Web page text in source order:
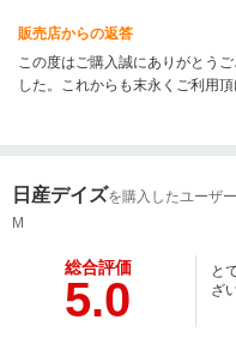
販売店からの返答
この度はご購入誠にありがとう
した。これからも末永くご利用頂
日産デイズを購入したユーザー
M
総合評価
5.0
と
ざ